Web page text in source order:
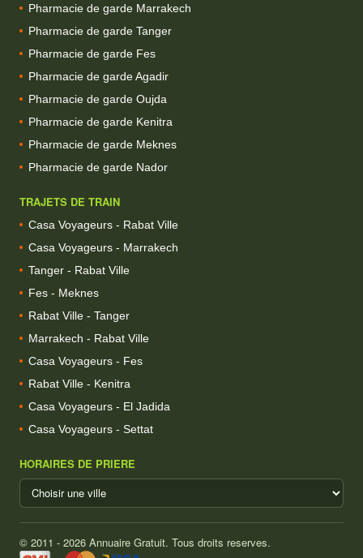
Pharmacie de garde Marrakech
Pharmacie de garde Tanger
Pharmacie de garde Fes
Pharmacie de garde Agadir
Pharmacie de garde Oujda
Pharmacie de garde Kenitra
Pharmacie de garde Meknes
Pharmacie de garde Nador
TRAJETS DE TRAIN
Casa Voyageurs - Rabat Ville
Casa Voyageurs - Marrakech
Tanger - Rabat Ville
Fes - Meknes
Rabat Ville - Tanger
Marrakech - Rabat Ville
Casa Voyageurs - Fes
Rabat Ville - Kenitra
Casa Voyageurs - El Jadida
Casa Voyageurs - Settat
HORAIRES DE PRIERE
© 2011 - 2026 Annuaire Gratuit. Tous droits reserves.